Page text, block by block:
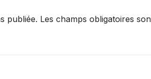
publiée. Les champs obligatoires